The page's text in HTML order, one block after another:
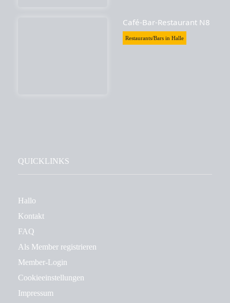
Café-Bar-Restaurant N8
Restaurants/Bars in Halle
QUICKLINKS
Hallo
Kontakt
FAQ
Als Member registrieren
Member-Login
Cookieeinstellungen
Impressum